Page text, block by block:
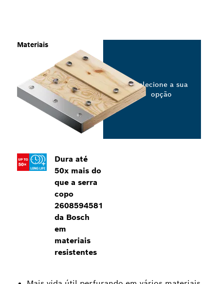
Dura até
50x mais do
que a serra
copo
2608594581
da Bosch
em
materiais
resistentes
Materiais
Selecione a sua
opção